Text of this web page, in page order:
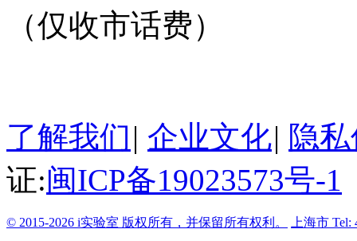
（仅收市话费）
了解我们 | 企业文化| 隐
证:闽ICP备19023573号-1
© 2015-2026 i实验室 版权所有，并保留所有权利。 上海市 Tel: